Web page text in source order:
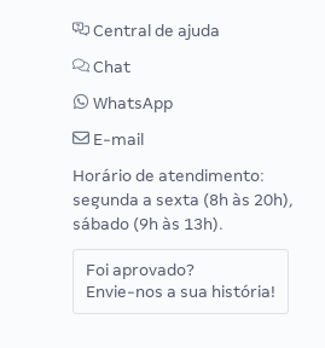
Central de ajuda
Chat
WhatsApp
E-mail
Horário de atendimento:
segunda a sexta (8h às 20h),
sábado (9h às 13h).
Foi aprovado?
Envie-nos a sua história!